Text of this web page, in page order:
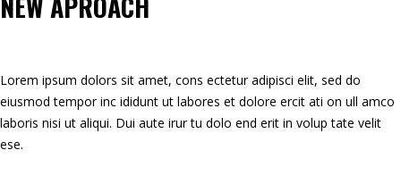
Lorem ipsum dolors sit amet, cons ectetur adipisci elit, sed do
eiusmod tempor inc ididunt ut labores et dolore ercit ati on ull amco
laboris nisi ut aliqui. Dui aute irur tu dolo end erit in volup tate velit
ese.